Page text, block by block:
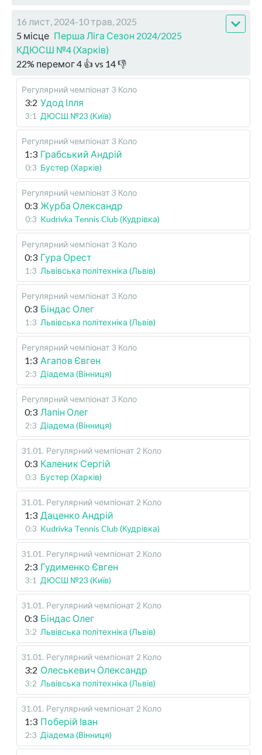
16 лист, 2024-10 трав, 2025
5 місце Перша Ліга Сезон 2024/2025
КДЮСШ №4 (Харків)
22% перемог4 👍 vs 14👎
Регулярний чемпіонат 3 Коло
3:2 Удод Ілля
3:1 ДЮСШ №23 (Київ)
Регулярний чемпіонат 3 Коло
1:3 Грабський Андрій
0:3 Бустер (Харків)
Регулярний чемпіонат 3 Коло
0:3 Журба Олександр
0:3 Kudrivka Tennis Club (Кудрівка)
Регулярний чемпіонат 3 Коло
0:3 Гура Орест
1:3 Львівська політехніка (Львів)
Регулярний чемпіонат 3 Коло
0:3 Біндас Олег
1:3 Львівська політехніка (Львів)
Регулярний чемпіонат 3 Коло
1:3 Агапов Євген
2:3 Діадема (Вінниця)
Регулярний чемпіонат 3 Коло
0:3 Лапін Олег
2:3 Діадема (Вінниця)
31.01 . Регулярний чемпіонат 2 Коло
0:3 Каленик Сергій
0:3 Бустер (Харків)
31.01 . Регулярний чемпіонат 2 Коло
1:3 Даценко Андрій
0:3 Kudrivka Tennis Club (Кудрівка)
31.01 . Регулярний чемпіонат 2 Коло
2:3 Гудименко Євген
3:1 ДЮСШ №23 (Київ)
31.01 . Регулярний чемпіонат 2 Коло
0:3 Біндас Олег
3:2 Львівська політехніка (Львів)
31.01 . Регулярний чемпіонат 2 Коло
3:2 Олеськевич Олександр
3:2 Львівська політехніка (Львів)
31.01 . Регулярний чемпіонат 2 Коло
1:3 Поберій Іван
2:3 Діадема (Вінниця)